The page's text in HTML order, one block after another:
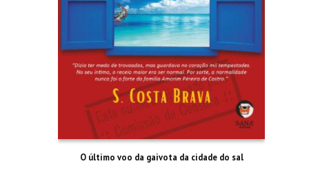
O último voo da gaivota da cidade do sal